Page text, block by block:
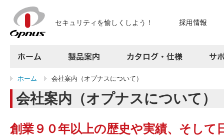
セキュリティを愉しくしよう！
製品案内
カタログ・仕様
よくある質問
お問い合わせ
プレスリリース
ホーム 会社案内（オプナスについて）
会社案内（オプナスについて）
創業９０年以上の歴史や実績、そして